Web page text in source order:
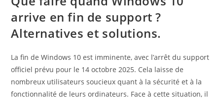
arrive en fin de support ?
Alternatives et solutions.
La fin de Windows 10 est imminente, avec l’arrêt du support
officiel prévu pour le 14 octobre 2025. Cela laisse de
nombreux utilisateurs soucieux quant à la sécurité et à la
fonctionnalité de leurs ordinateurs. Face à cette situation, il